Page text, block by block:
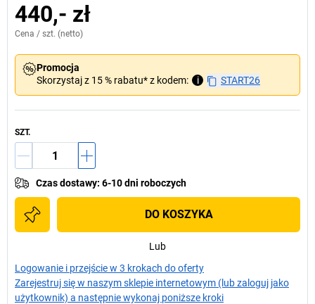
440,- zł
Cena / szt. (netto)
Promocja
Skorzystaj z 15 % rabatu* z kodem:
i START26
SZT.
Czas dostawy: 6-10 dni roboczych
DO KOSZYKA
Lub
Logowanie i przejście w 3 krokach do oferty
Zarejestruj się w naszym sklepie internetowym (lub zaloguj jako
użytkownik) a następnie wykonaj poniższe kroki